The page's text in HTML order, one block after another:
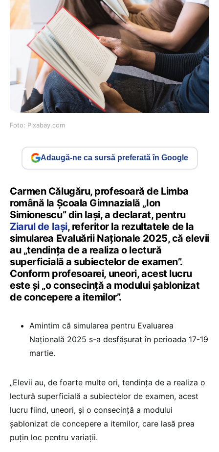
Foto: Pixabay.com
Adaugă-ne ca sursă preferată în Google
Carmen Călugăru, profesoară de Limba
română la Școala Gimnazială „Ion
Simionescu” din Iași, a declarat, pentru
Ziarul de Iași, referitor la rezultatele de la
simularea Evaluării Naționale 2025, că elevii
au „tendința de a realiza o lectură
superficială a subiectelor de examen”.
Conform profesoarei, uneori, acest lucru
este și „o consecință a modului șablonizat
de concepere a itemilor”.
Amintim că simularea pentru Evaluarea
Națională 2025 s-a desfășurat în perioada 17-19
martie.
„Elevii au, de foarte multe ori, tendința de a realiza o
lectură superficială a subiectelor de examen, acest
lucru fiind, uneori, și o consecință a modului
șablonizat de concepere a itemilor, care lasă prea
puțin loc pentru variații.